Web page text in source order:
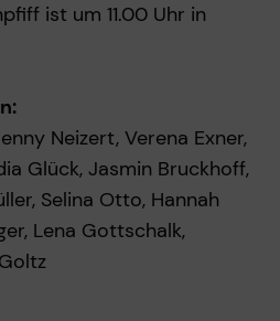
ist um 11.00 Uhr in
Neizert, Verena Exner,
Glück, Jasmin Bruckhoff,
Selina Otto, Hannah
Lena Gottschalk,